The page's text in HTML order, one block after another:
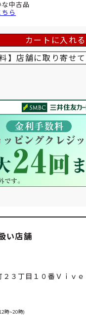
中古品
ら
カートに入れる
料】店舗に取り寄せて
い店舗
２３丁目１０番Ｖｉ
時~20時)